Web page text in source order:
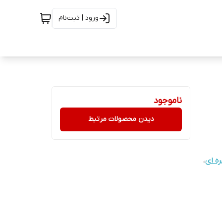
ورود | ثبت‌نام
ای،
ناموجود
دیدن محصولات مرتبط